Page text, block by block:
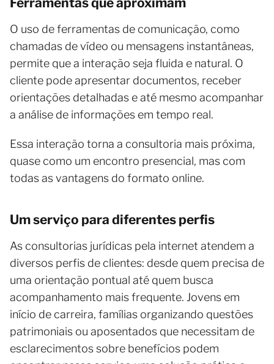
O uso de ferramentas de comunicação, como
chamadas de vídeo ou mensagens instantâneas,
permite que a interação seja fluida e natural. O
cliente pode apresentar documentos, receber
orientações detalhadas e até mesmo acompanhar
a análise de informações em tempo real.
Essa interação torna a consultoria mais próxima,
quase como um encontro presencial, mas com
todas as vantagens do formato online.
Um serviço para diferentes perfis
As consultorias jurídicas pela internet atendem a
diversos perfis de clientes: desde quem precisa de
uma orientação pontual até quem busca
acompanhamento mais frequente. Jovens em
início de carreira, famílias organizando questões
patrimoniais ou aposentados que necessitam de
esclarecimentos sobre benefícios podem